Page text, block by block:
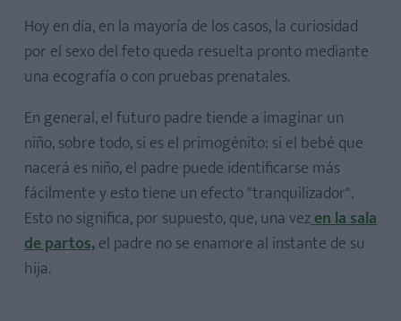
Hoy en día, en la mayoría de los casos, la curiosidad
por el sexo del feto queda resuelta pronto mediante
una ecografía o con pruebas prenatales.
En general, el futuro padre tiende a imaginar un
niño, sobre todo, si es el primogénito: si el bebé que
nacerá es niño, el padre puede identificarse más
fácilmente y esto tiene un efecto "tranquilizador".
Esto no significa, por supuesto, que, una vezen la sala
de partos,el padre no se enamore al instante de su
hija.